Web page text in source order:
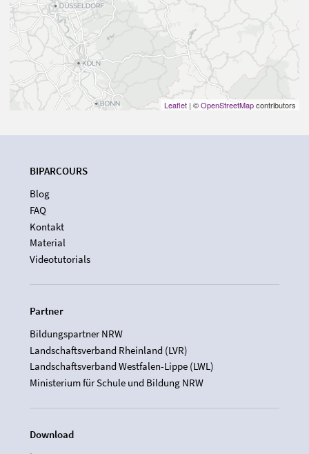
Leaflet | ©OpenStreetMapcontributors
BIPARCOURS
Blog
FAQ
Kontakt
Material
Videotutorials
Partner
Bildungspartner NRW
Landschaftsverband Rheinland (LVR)
Landschaftsverband Westfalen-Lippe (LWL)
Ministerium für Schule und Bildung NRW
Download